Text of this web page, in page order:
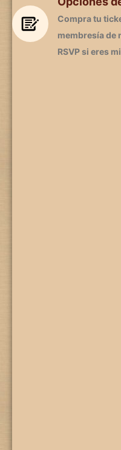
Compra tu
membresía de
RSVP si eres